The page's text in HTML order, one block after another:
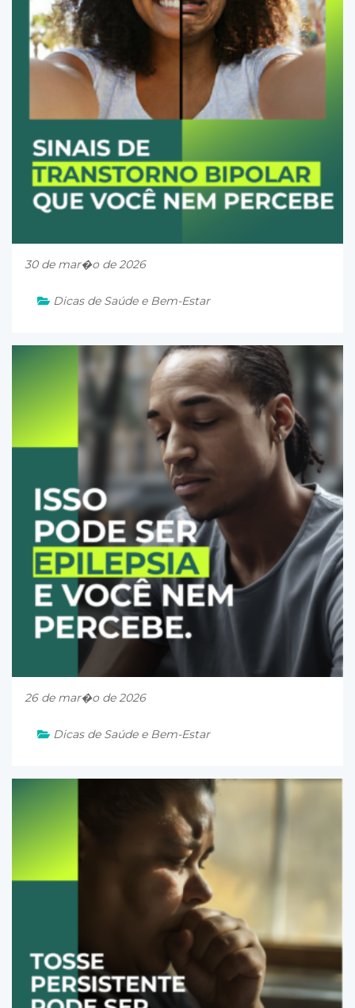
30 de mar�o de 2026
Dicas de Saúde e Bem-Estar
26 de mar�o de 2026
Dicas de Saúde e Bem-Estar